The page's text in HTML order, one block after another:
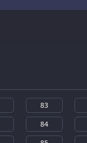
83
84